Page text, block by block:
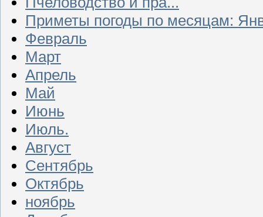
Приметы погоды по месяцам:
Февраль
Март
Апрель
Май
Июнь
Июль.
Август
Сентябрь
Октябрь
ноябрь